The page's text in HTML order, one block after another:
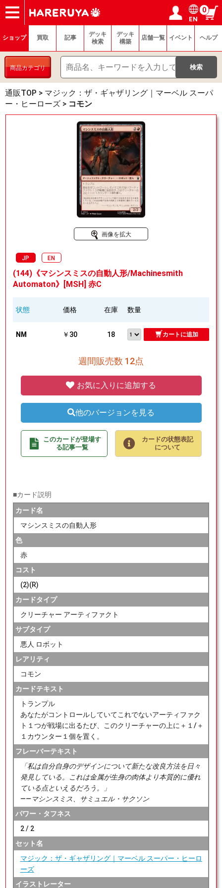
ショップ
買取
記事
デッキ検索
デッキ構築
選手一覧
店舗一覧
イベント
ヘルプ
お問い合わせ ログイン／会員登録
マイページ
EN
0
ショップ 買取 記事
デッキ
検索
デッキ
構築
店舗一覧 イベント ヘルプ
商品カテゴリ
通販TOP > マジック：ザ・ギャザリング｜マーベル スーパ
ー・ヒーローズ > コモン
画像を拡大
JP EN
(144)《マシンスミスの自動人形/Machinesmith
Automaton》[MSH] 赤C
状態 価格 在庫 数量
NM ￥30 18 カートに追加
週間販売数 12点
お気に入りに追加する
他のバージョンを見る
このカードが登場す
る記事一覧
カードの状態表記
について
■カード説明
カード名
マシンスミスの自動人形
色
赤
コスト
(2)(R)
カードタイプ
クリーチャー アーティファクト
サブタイプ
悪人 ロボット
レアリティ
コモン
カードテキスト
トランプル
あなたがコントロールしていてこれでないアーティファク
ト１つが戦場に出るたび、このクリーチャーの上に＋１/＋
１カウンター１個を置く。
フレーバーテキスト
「私は自分自身のデザインについて新たな改良方法を日々
発見している。これは金属が生身の肉体より本質的に優れ
ている点といえるだろう。」
――マシンスミス、サミュエル・サクソン
パワー・タフネス
2 / 2
セット名
マジック：ザ・ギャザリング｜マーベル スーパー・ヒーロ
ーズ
イラストレーター